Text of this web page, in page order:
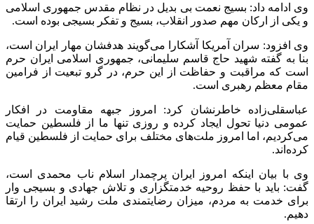
وی ادامه داد: بسیج نعمت بی بدیل در نظام مقدس جمهوری اسلامی
و یکی از ارکان مهم صدور انقلاب، بسیج و تفکر بسیجی بوده است.
وی افزود: سران آمریکا آشکارا می‌گویند هدفشان مهار ایران است،
بنا به گفته شهید حاج قاسم سلیمانی، جمهوری اسلامی ایران حرم
است که مراقبت و حفاظت از این حرم، در گرو تبعیت از فرامین
مقام معظم رهبری است.
عباسقلی‌زاده خاطرنشان کرد: امروز جبهه مقاومت در افکار
عمومی دنیا تحول ایجاد کرده و روزی تنها ما از فلسطین حمایت
می‌کردیم، اما امروز ملت‌های مختلف برای حمایت از فلسطین قیام
کرده‌اند.
وی با بیان اینکه امروز ایران پرچمدار اسلام ناب محمدی است،
گفت: باید با حفظ روحیه خدمتگزاری و تلاش جهادی و بسیجی وار
برای خدمت به مردم، میزان رضایتمندی ملت رشید ایران را ارتقا
دهیم.